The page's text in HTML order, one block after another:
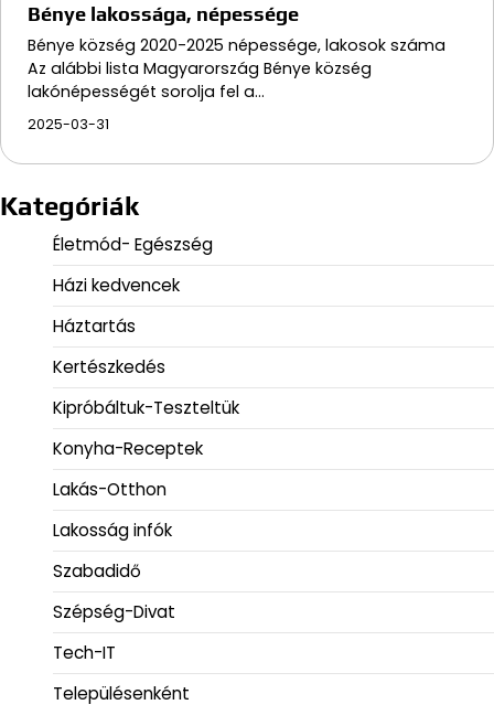
Bénye lakossága, népessége
Bénye község 2020-2025 népessége, lakosok száma
Az alábbi lista Magyarország Bénye község
lakónépességét sorolja fel a…
2025-03-31
Kategóriák
Életmód- Egészség
Házi kedvencek
Háztartás
Kertészkedés
Kipróbáltuk-Teszteltük
Konyha-Receptek
Lakás-Otthon
Lakosság infók
Szabadidő
Szépség-Divat
Tech-IT
Településenként